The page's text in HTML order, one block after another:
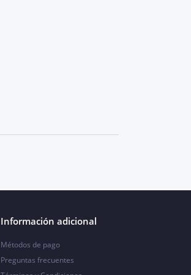
Información adicional
Métodos de pago
Preguntas frecuentes